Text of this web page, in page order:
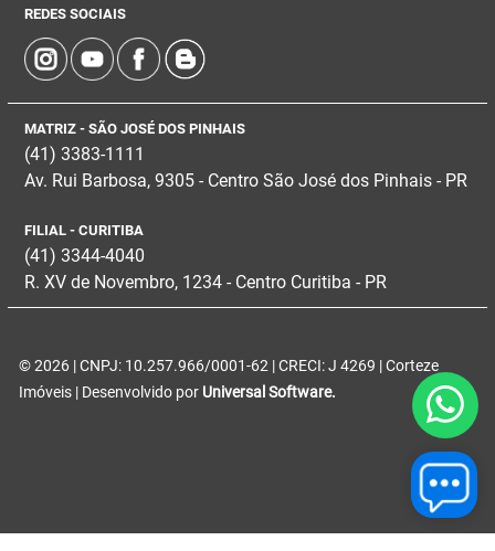
REDES SOCIAIS
MATRIZ - SÃO JOSÉ DOS PINHAIS
(41) 3383-1111
Av. Rui Barbosa, 9305 - Centro São José dos Pinhais - PR
FILIAL - CURITIBA
(41) 3344-4040
R. XV de Novembro, 1234 - Centro Curitiba - PR
© 2026 | CNPJ: 10.257.966/0001-62 | CRECI: J 4269 | Corteze
Imóveis | Desenvolvido por Universal Software.